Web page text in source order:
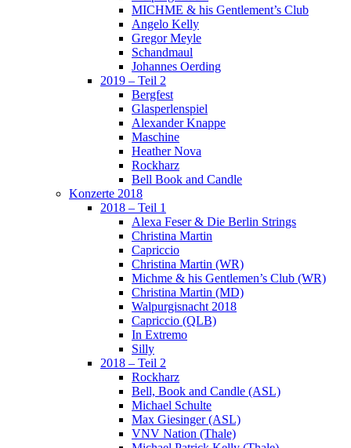
MICHME & his Gentlement’s Club
Angelo Kelly
Gregor Meyle
Schandmaul
Johannes Oerding
2019 – Teil 2
Bergfest
Glasperlenspiel
Alexander Knappe
Maschine
Heather Nova
Rockharz
Bell Book and Candle
Konzerte 2018
2018 – Teil 1
Alexa Feser & Die Berlin Strings
Christina Martin
Capriccio
Christina Martin (WR)
Michme & his Gentlemen’s Club (WR)
Christina Martin (MD)
Walpurgisnacht 2018
Capriccio (QLB)
In Extremo
Silly
2018 – Teil 2
Rockharz
Bell, Book and Candle (ASL)
Michael Schulte
Max Giesinger (ASL)
VNV Nation (Thale)